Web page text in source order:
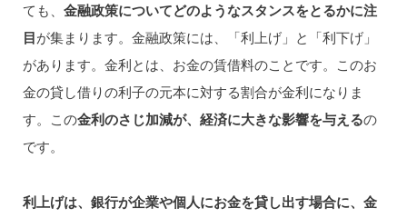
ても、 金融政策についてどのようなスタンスをとるかに注
目が集まります。金融政策には、「利上げ」と「利下げ」
があります。金利とは、お金の賃借料のことです。このお
金の貸し借りの利子の元本に対する割合が金利になりま
す。この金利のさじ加減が、経済に大きな影響を与えるの
です。
利上げは、銀行が企業や個人にお金を貸し出す場合に、金